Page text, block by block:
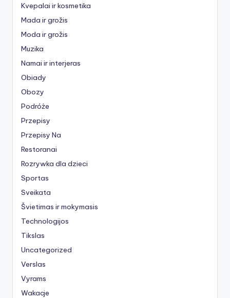
Kvepalai ir kosmetika
Mada ir grožis
Moda ir grožis
Muzika
Namai ir interjeras
Obiady
Obozy
Podróże
Przepisy
Przepisy Na
Restoranai
Rozrywka dla dzieci
Sportas
Sveikata
Švietimas ir mokymasis
Technologijos
Tikslas
Uncategorized
Verslas
Vyrams
Wakacje